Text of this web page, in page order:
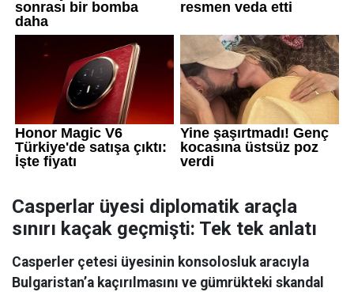
Casperlar üyesi diplomatik araçla
sınırı kaçak geçmişti: Tek tek anlatı
Casperler çetesi üyesinin konsolosluk aracıyla
Bulgaristan’a kaçırılmasını ve gümrükteki skandal